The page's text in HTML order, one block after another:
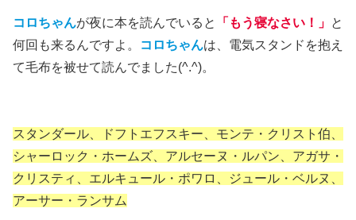
コロちゃんが夜に本を読んでいると 「もう寝なさい！」 と
何回も来るんですよ。
コロちゃんは、電気スタンドを抱え
て毛布を被せて読んでました(^.^)。
スタンダール、ドフトエフスキー、モンテ・クリスト伯、
シャーロック・ホームズ、アルセーヌ・ルパン、アガサ・
クリスティ、エルキュール・ポワロ、ジュール・ベルヌ、
アーサー・ランサム